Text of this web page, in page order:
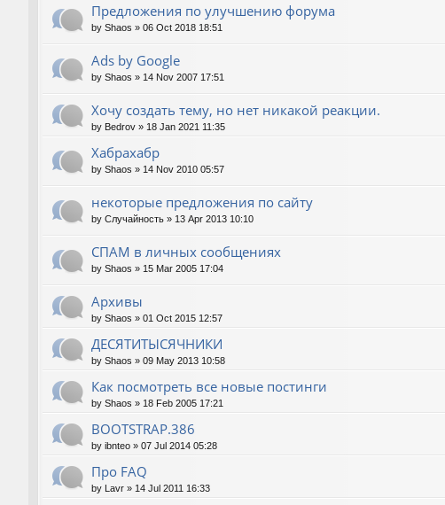
Предложения по улучшению форума
by Shaos » 06 Oct 2018 18:51
Ads by Google
by Shaos » 14 Nov 2007 17:51
Хочу создать тему, но нет никакой реакции.
by Bedrov » 18 Jan 2021 11:35
Хабрахабр
by Shaos » 14 Nov 2010 05:57
некоторые предложения по сайту
by Случайность » 13 Apr 2013 10:10
СПАМ в личных сообщениях
by Shaos » 15 Mar 2005 17:04
Архивы
by Shaos » 01 Oct 2015 12:57
ДЕСЯТИТЫСЯЧНИКИ
by Shaos » 09 May 2013 10:58
Как посмотреть все новые постинги
by Shaos » 18 Feb 2005 17:21
BOOTSTRAP.386
by ibnteo » 07 Jul 2014 05:28
Про FAQ
by Lavr » 14 Jul 2011 16:33